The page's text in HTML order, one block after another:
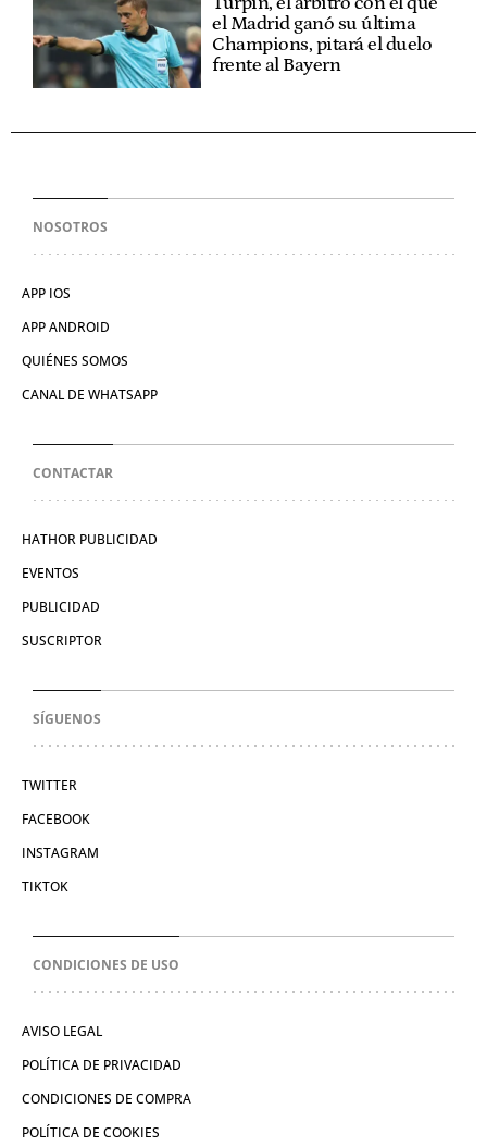
el Madrid ganó su última
Champions, pitará el duelo
frente al Bayern
NOSOTROS
APP IOS
APP ANDROID
QUIÉNES SOMOS
CANAL DE WHATSAPP
CONTACTAR
HATHOR PUBLICIDAD
EVENTOS
PUBLICIDAD
SUSCRIPTOR
SÍGUENOS
TWITTER
FACEBOOK
INSTAGRAM
TIKTOK
CONDICIONES DE USO
AVISO LEGAL
POLÍTICA DE PRIVACIDAD
CONDICIONES DE COMPRA
POLÍTICA DE COOKIES